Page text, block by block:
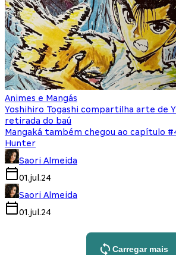
Animes e Mangás
Yoshihiro Togashi compartilha arte de
retirada do baú
Mangaká também chegou ao capítulo
Hunter
Saori Almeida
01.jul.24
Saori Almeida
01.jul.24
Carregar mais